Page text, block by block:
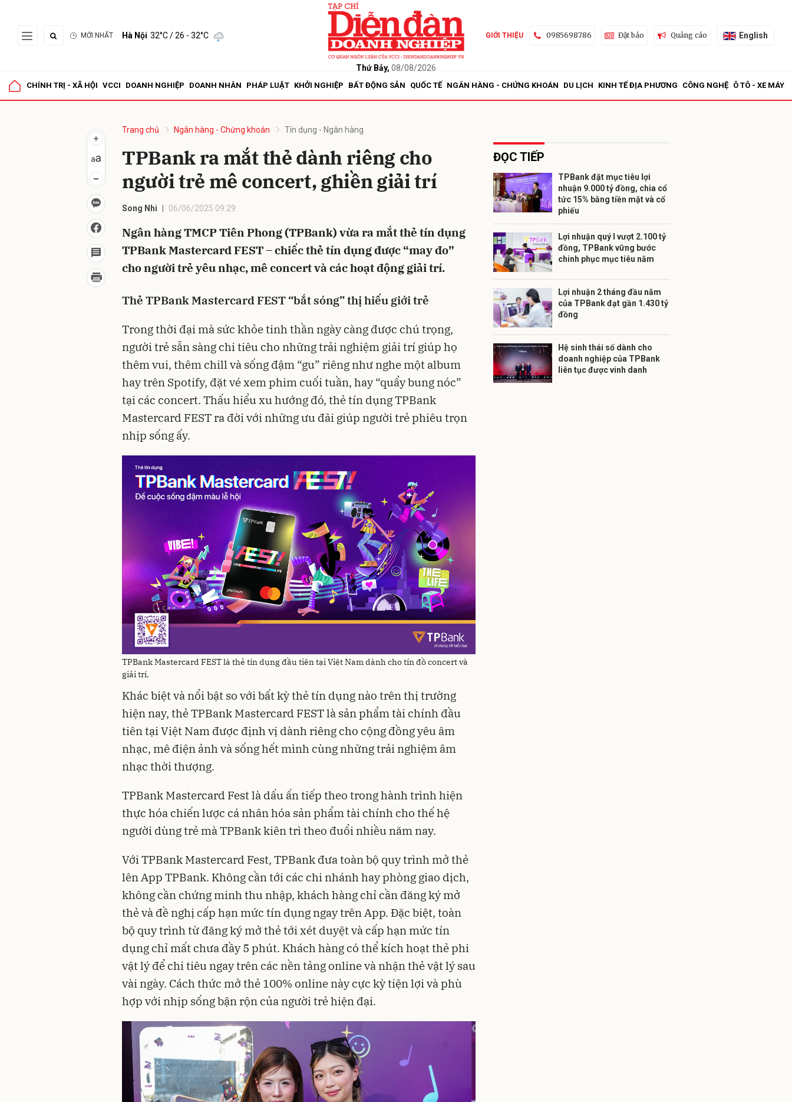
MỚI NHẤT Hà Nội 32°C/ 26 - 32°C
Thứ Bảy, 08/08/2026
GIỚI THIỆU 0985698786 Đặt báo Quảng cáo English
CHÍNH TRỊ - XÃ HỘI VCCI DOANH NGHIỆP DOANH NHÂN PHÁP LUẬT KHỞI NGHIỆP BẤT ĐỘNG SẢN QUỐC TẾ NGÂN HÀNG - CHỨNG KHOÁN DU LỊCH KINH TẾ ĐỊA PHƯƠNG CÔNG NGHỆ Ô TÔ - XE MÁY
Trang chủ Ngân hàng - Chứng khoán Tín dụng - Ngân hàng
TPBank ra mắt thẻ dành riêng cho
người trẻ mê concert, ghiền giải trí
Song Nhi 06/06/2025 09:29
Ngân hàng TMCP Tiên Phong (TPBank) vừa ra mắt thẻ tín dụng
TPBank Mastercard FEST – chiếc thẻ tín dụng được “may đo”
cho người trẻ yêu nhạc, mê concert và các hoạt động giải trí.
Thẻ TPBank Mastercard FEST “bắt sóng” thị hiếu giới trẻ
Trong thời đại mà sức khỏe tinh thần ngày càng được chú trọng,
người trẻ sẵn sàng chi tiêu cho những trải nghiệm giải trí giúp họ
thêm vui, thêm chill và sống đậm “gu” riêng như nghe một album
hay trên Spotify, đặt vé xem phim cuối tuần, hay “quẩy bung nóc”
tại các concert. Thấu hiểu xu hướng đó, thẻ tín dụng TPBank
Mastercard FEST ra đời với những ưu đãi giúp người trẻ phiêu trọn
nhịp sống ấy.
TPBank Mastercard FEST là thẻ tín dụng đầu tiên tại Việt Nam dành cho tín đồ concert và
giải trí.
Khác biệt và nổi bật so với bất kỳ thẻ tín dụng nào trên thị trường
hiện nay, thẻ TPBank Mastercard FEST là sản phẩm tài chính đầu
tiên tại Việt Nam được định vị dành riêng cho cộng đồng yêu âm
nhạc, mê điện ảnh và sống hết mình cùng những trải nghiệm âm
nhạc thời thượng.
TPBank Mastercard Fest là dấu ấn tiếp theo trong hành trình hiện
thực hóa chiến lược cá nhân hóa sản phẩm tài chính cho thế hệ
người dùng trẻ mà TPBank kiên trì theo đuổi nhiều năm nay.
Với TPBank Mastercard Fest, TPBank đưa toàn bộ quy trình mở thẻ
lên App TPBank. Không cần tới các chi nhánh hay phòng giao dịch,
không cần chứng minh thu nhập, khách hàng chỉ cần đăng ký mở
thẻ và đề nghị cấp hạn mức tín dụng ngay trên App. Đặc biệt, toàn
bộ quy trình từ đăng ký mở thẻ tới xét duyệt và cấp hạn mức tín
dụng chỉ mất chưa đầy 5 phút. Khách hàng có thể kích hoạt thẻ phi
vật lý để chi tiêu ngay trên các nền tảng online và nhận thẻ vật lý sau
vài ngày. Cách thức mở thẻ 100% online này cực kỳ tiện lợi và phù
hợp với nhịp sống bận rộn của người trẻ hiện đại.
ĐỌC TIẾP
TPBank đặt mục tiêu lợi
nhuận 9.000 tỷ đồng, chia cổ
tức 15% bằng tiền mặt và cổ
phiếu
Lợi nhuận quý I vượt 2.100 tỷ
đồng, TPBank vững bước
chinh phục mục tiêu năm
Lợi nhuận 2 tháng đầu năm
của TPBank đạt gần 1.430 tỷ
đồng
Hệ sinh thái số dành cho
doanh nghiệp của TPBank
liên tục được vinh danh
Gửi